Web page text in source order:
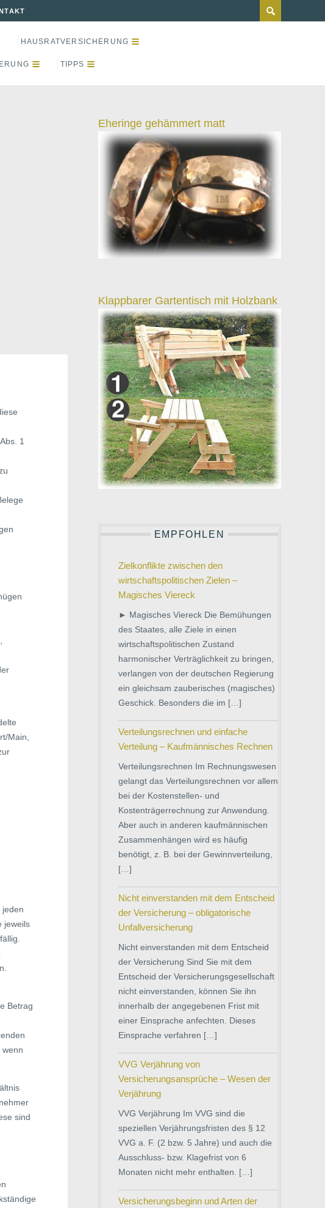
HAUSRATVERSICHERUNG
TIPPS
1
Main,
jeden
jeweils
Betrag
sind
Eheringe gehämmert matt
Klappbarer Gartentisch mit Holzbank
EMPFOHLEN
Zielkonflikte zwischen den
wirtschaftspolitischen Zielen –
Magisches Viereck
► Magisches Viereck Die Bemühungen
des Staates, alle Ziele in einen
wirtschaftspolitischen Zustand
harmonischer Verträglichkeit zu bringen,
verlangen von der deutschen Regierung
ein gleichsam zauberisches (magisches)
Geschick. Besonders die im […]
Verteilungsrechnen und einfache
Verteilung – Kaufmännisches Rechnen
Verteilungsrechnen Im Rechnungswesen
gelangt das Verteilungsrechnen vor allem
bei der Kostenstellen- und
Kostenträgerrechnung zur Anwendung.
Aber auch in anderen kaufmännischen
Zusammenhängen wird es häufig
benötigt, z. B. bei der Gewinnverteilung,
[…]
Nicht einverstanden mit dem Entscheid
der Versicherung – obligatorische
Unfallversicherung
Nicht einverstanden mit dem Entscheid
der Versicherung Sind Sie mit dem
Entscheid der Versicherungsgesellschaft
nicht einverstanden, können Sie ihn
innerhalb der angegebenen Frist mit
einer Einsprache anfechten. Dieses
Einsprache verfahren […]
VVG Verjährung von
Versicherungsansprüche – Wesen der
Verjährung
VVG Verjährung Im VVG sind die
speziellen Verjährungsfristen des § 12
VVG a. F. (2 bzw. 5 Jahre) und auch die
Ausschluss- bzw. Klagefrist von 6
Monaten nicht mehr enthalten. […]
Versicherungsbeginn und Arten der